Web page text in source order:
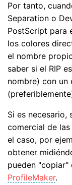
Por tanto,
Separation o
PostScript para
los colores
el nombre
saber si el RIP
nombre) con un
Si es necesario,
comercial de
el caso, por
obtener
pueden "copiar"
ProfileMaker.